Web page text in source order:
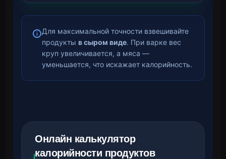
Для максимальной точности взвешивайте
продуктыв сыром виде. При варке вес
круп увеличивается, а мяса —
уменьшается, что искажает калорийность.
Онлайн калькулятор
калорийности продуктов